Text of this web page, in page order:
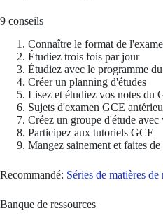
9 conseils
Connaître le format de
Étudiez trois fois par jour
Étudiez avec le programme
Créer un planning d'études
Lisez et étudiez vos notes du
Sujets d'examen GCE
Créez un groupe d'étude avec
Participez aux tutoriels GCE
Mangez sainement et faites
Recommandé: Séries de matières
Banque de ressources